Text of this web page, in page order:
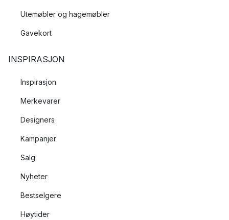
Utemøbler og hagemøbler
Gavekort
INSPIRASJON
Inspirasjon
Merkevarer
Designers
Kampanjer
Salg
Nyheter
Bestselgere
Høytider